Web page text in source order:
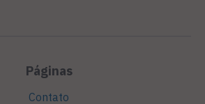
Páginas
Contato